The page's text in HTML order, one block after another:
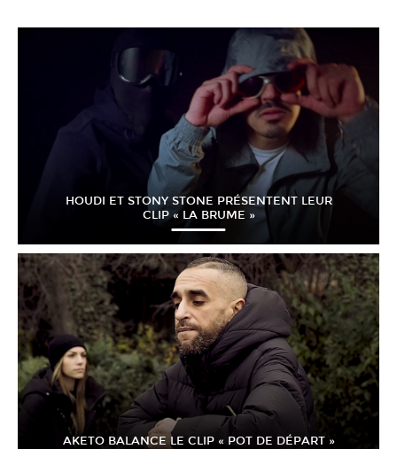
HOUDI ET STONY STONE PRÉSENTENT LEUR
CLIP « LA BRUME »
AKETO BALANCE LE CLIP « POT DE DÉPART »